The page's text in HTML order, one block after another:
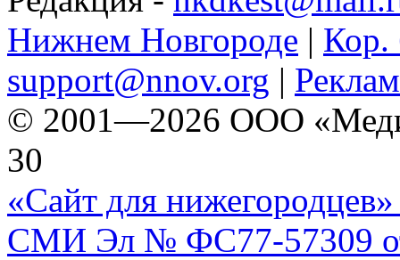
Нижнем Новгороде | Кор.
support@nnov.org |
© 2001—2026 ООО
30
«Сайт для нижегородцев»
СМИ Эл № ФС77-57309